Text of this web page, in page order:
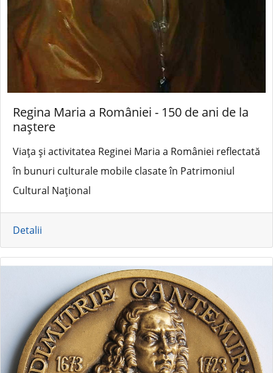
Regina Maria a României - 150 de ani de la
naștere
Viața și activitatea Reginei Maria a României reflectată
în bunuri culturale mobile clasate în Patrimoniul
Cultural Național
Detalii